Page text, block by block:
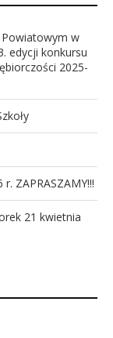
w
edycji konkursu
2025-
ZAPRASZAMY!!!
21 kwietnia